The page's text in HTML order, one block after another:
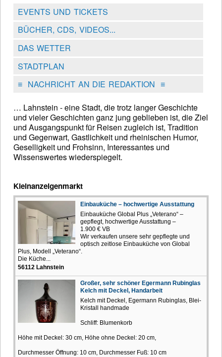
EVENTS UND TICKETS
BÜCHER, CDS, VIDEOS...
DAS WETTER
STADTPLAN
≡NACHRICHT AN DIE REDAKTION ≡
… Lahnstein - eine Stadt, die trotz langer Geschichte
und vieler Geschichten ganz jung geblieben ist, die Ziel
und Ausgangspunkt für Reisen zugleich ist, Tradition
und Gegenwart, Gastlichkeit und rheinischen Humor,
Geselligkeit und Frohsinn, Interessantes und
Wissenswertes wiederspiegelt.
Kleinanzeigenmarkt
Einbauküche – hochwertige Ausstattung
Einbauküche Global Plus „Veterano“ –
gepflegt, hochwertige Ausstattung –
1.900 € VB
Wir verkaufen unsere sehr gepflegte und
optisch zeitlose Einbauküche von Global
Plus, Modell „Veterano“.
Die Küche...
56112 Lahnstein
Großer, sehr schöner Egermann Rubinglas
Kelch mit Deckel, Handarbeit
Kelch mit Deckel, Egermann Rubinglas, Blei-
Kristall handmade
Schliff: Blumenkorb
Höhe mit Deckel: 30 cm, Höhe ohne Deckel: 20 cm,
Durchmesser Öffnung: 10 cm, Durchmesser Fuß: 10 cm